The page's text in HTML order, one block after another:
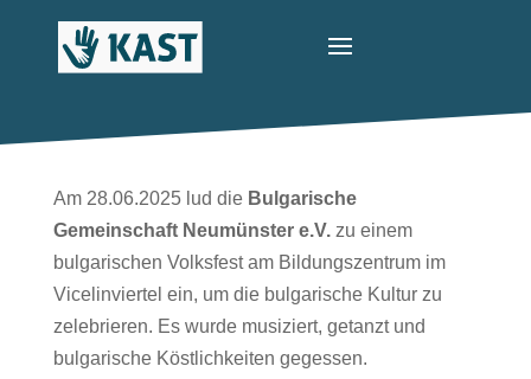
Am 28.06.2025 lud die Bulgarische
Gemeinschaft Neumünster e.V.zu einem
bulgarischen Volksfest am Bildungszentrum im
Vicelinviertel ein, um die bulgarische Kultur zu
zelebrieren. Es wurde musiziert, getanzt und
bulgarische Köstlichkeiten gegessen.